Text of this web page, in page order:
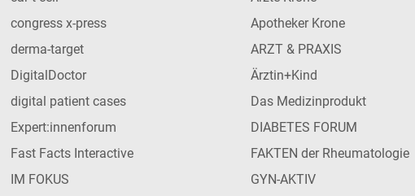
congress x-press
derma-target
DigitalDoctor
digital patient cases
Expert:innenforum
Fast Facts Interactive
IM FOKUS
Apotheker Krone
ARZT & PRAXIS
Ärztin+Kind
Das Medizinprodukt
DIABETES FORUM
FAKTEN der Rheumatologie
GYN-AKTIV